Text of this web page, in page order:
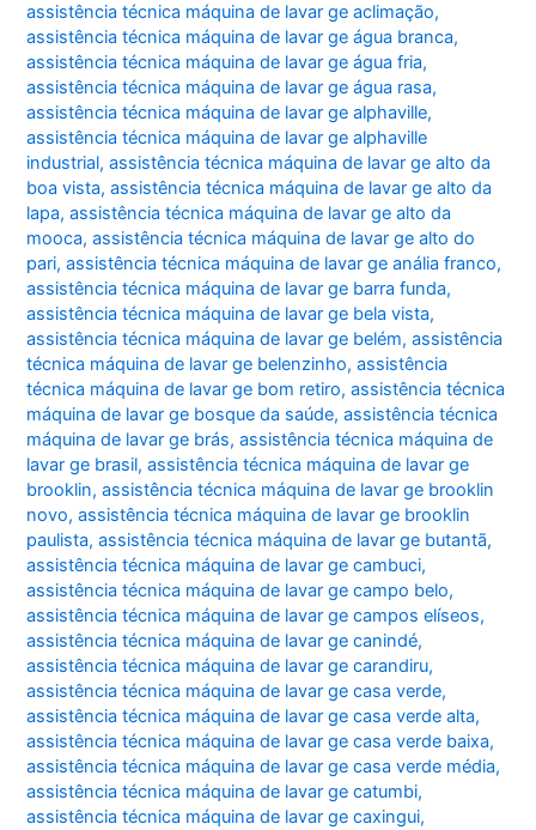
assistência técnica máquina de lavar ge aclimação,
assistência técnica máquina de lavar ge água branca,
assistência técnica máquina de lavar ge água fria,
assistência técnica máquina de lavar ge água rasa,
assistência técnica máquina de lavar ge alphaville,
assistência técnica máquina de lavar ge alphaville
industrial,assistência técnica máquina de lavar ge alto da
boa vista,assistência técnica máquina de lavar ge alto da
lapa,assistência técnica máquina de lavar ge alto da
mooca,assistência técnica máquina de lavar ge alto do
pari,assistência técnica máquina de lavar ge anália franco,
assistência técnica máquina de lavar ge barra funda,
assistência técnica máquina de lavar ge bela vista,
assistência técnica máquina de lavar ge belém,assistência
técnica máquina de lavar ge belenzinho,assistência
técnica máquina de lavar ge bom retiro,assistência técnica
máquina de lavar ge bosque da saúde,assistência técnica
máquina de lavar ge brás,assistência técnica máquina de
lavar ge brasil,assistência técnica máquina de lavar ge
brooklin,assistência técnica máquina de lavar ge brooklin
novo,assistência técnica máquina de lavar ge brooklin
paulista,assistência técnica máquina de lavar ge butantã,
assistência técnica máquina de lavar ge cambuci,
assistência técnica máquina de lavar ge campo belo,
assistência técnica máquina de lavar ge campos elíseos,
assistência técnica máquina de lavar ge canindé,
assistência técnica máquina de lavar ge carandiru,
assistência técnica máquina de lavar ge casa verde,
assistência técnica máquina de lavar ge casa verde alta,
assistência técnica máquina de lavar ge casa verde baixa,
assistência técnica máquina de lavar ge casa verde média,
assistência técnica máquina de lavar ge catumbi,
assistência técnica máquina de lavar ge caxingui,